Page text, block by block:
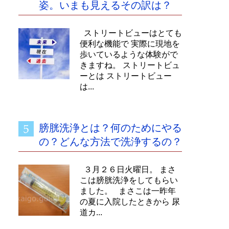
姿。いまも見えるその訳は？
ストリートビューはとても
便利な機能で 実際に現地を
歩いているような体験がで
きますね。 ストリートビュ
ーとは ストリートビュー
は...
膀胱洗浄とは？何のためにやる
の？どんな方法で洗浄するの？
３月２６日火曜日。 まさ
こは膀胱洗浄をしてもらい
ました。 まさこは一昨年
の夏に入院したときから 尿
道カ...